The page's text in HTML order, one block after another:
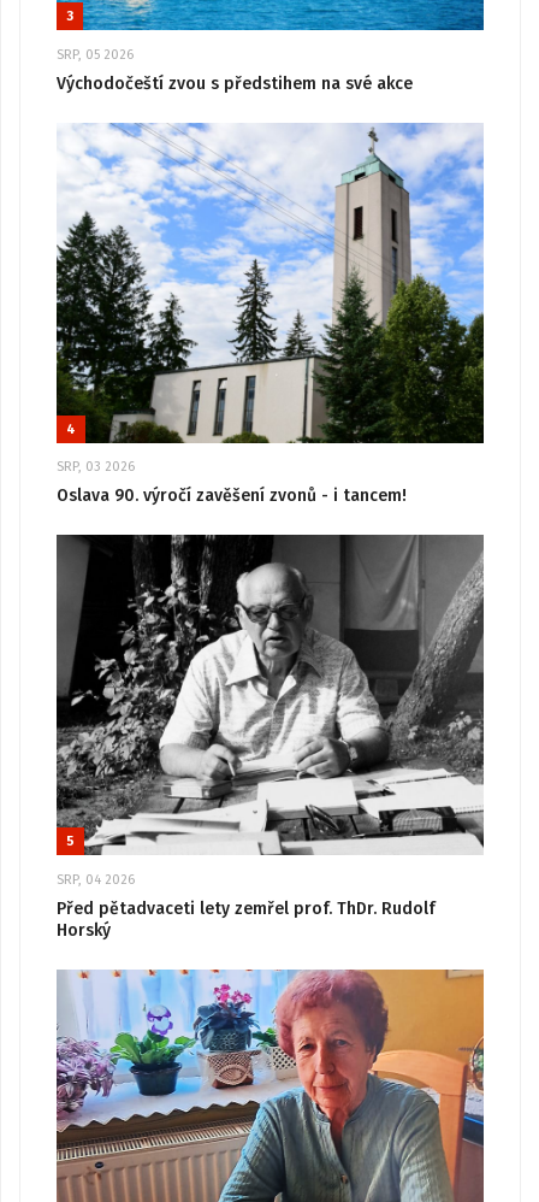
3
SRP, 05 2026
Východočeští zvou s předstihem na své akce
4
SRP, 03 2026
Oslava 90. výročí zavěšení zvonů - i tancem!
5
SRP, 04 2026
Před pětadvaceti lety zemřel prof. ThDr. Rudolf
Horský